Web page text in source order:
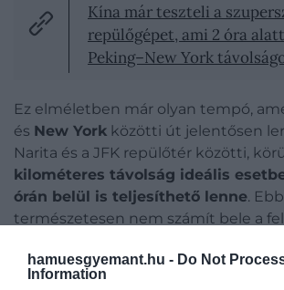
hamuesgyemant.hu - Do Not
Information
Kína már teszteli a
repülőgépet, ami 2 óra
Peking–New York
Ez elméletben már olyan tempó,
és New York közötti út jelentősen
Narita és a JFK repülőtér közötti,
kilométeres távolság ideális
órán belül is teljesíthető lenne.
természetesen nem számít bele a
gyorsulás, az útvonaltervezés és a
A japán fejlesztés azért is figyelemre